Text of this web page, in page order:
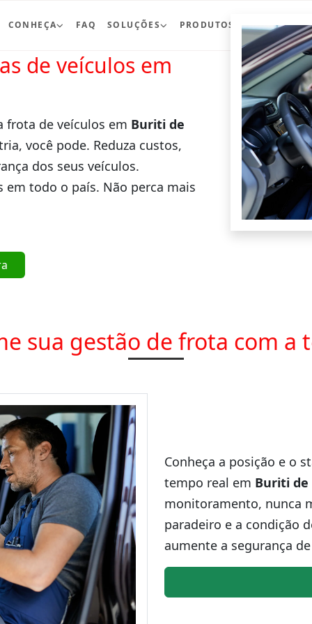
CONHEÇA FAQ SOLUÇÕES PRODUTOS BLOG
de veículos em
frota de veículos em Buriti de
você pode. Reduza custos,
dos seus veículos.
em todo o país. Não perca mais
sua gestão de frota com a
Conheça a posição e o
tempo real em Buriti de
monitoramento, nunca
paradeiro e a condição
aumente a segurança